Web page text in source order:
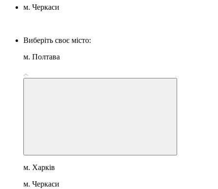
м. Черкаси
Виберіть своє місто:
м. Полтава
м. Харків
м. Черкаси